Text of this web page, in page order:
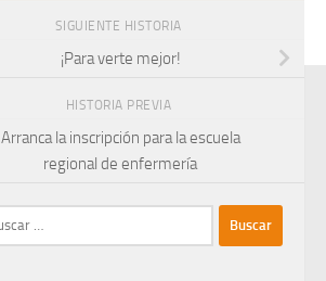
SIGUIENTE HISTORIA
¡Para verte mejor!
HISTORIA PREVIA
Arranca la inscripción para la escuela
regional de enfermería